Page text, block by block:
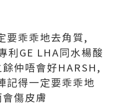
要乖乖地去角質,
利GE LHA同水楊酸
仲唔會好HARSH,
記得一定要乖乖地
傷皮膚